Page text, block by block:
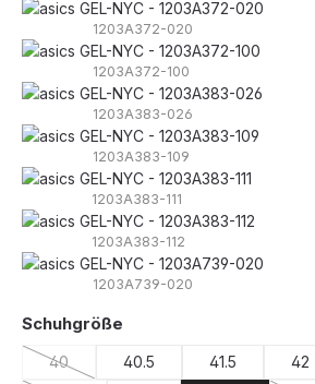
1203A372-020
1203A372-100
1203A383-026
1203A383-109
1203A383-111
1203A383-112
1203A739-020
Schuhgröße
40
(Diese Option ist zurzeit nicht verfügbar.)
40.5 41.5 42